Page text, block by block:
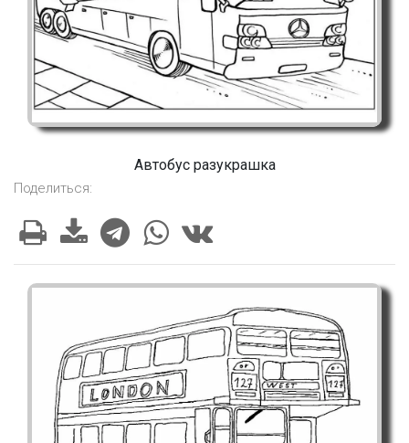
Автобус разукрашка
Поделиться: